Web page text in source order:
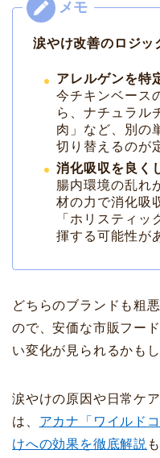
涙やけ改善のロジッ
アレルゲンを特
今チキンベース
ら、ナチュラル
肉」など、別の
切り替えるのが
消化吸収を良く
腸内環境の乱れ
材の力で消化吸
「ホリスティッ
揮する可能性が
どちらのブランドも粗
ので、安価な市販フー
い変化が見られるかもし
涙やけの原因や日常ケ
は、 アカナ「ワイルド
けへの効果を徹底解説